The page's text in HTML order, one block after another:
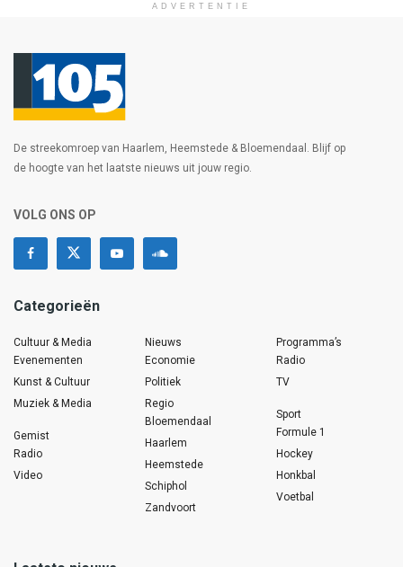
ADVERTENTIE
De streekomroep van Haarlem, Heemstede & Bloemendaal. Blijf op
de hoogte van het laatste nieuws uit jouw regio.
VOLG ONS OP
Categorieën
Cultuur & Media
Evenementen
Kunst & Cultuur
Muziek & Media
Gemist
Radio
Video
Nieuws
Economie
Politiek
Regio
Bloemendaal
Haarlem
Heemstede
Schiphol
Zandvoort
Programma’s
Radio
TV
Sport
Formule 1
Hockey
Honkbal
Voetbal